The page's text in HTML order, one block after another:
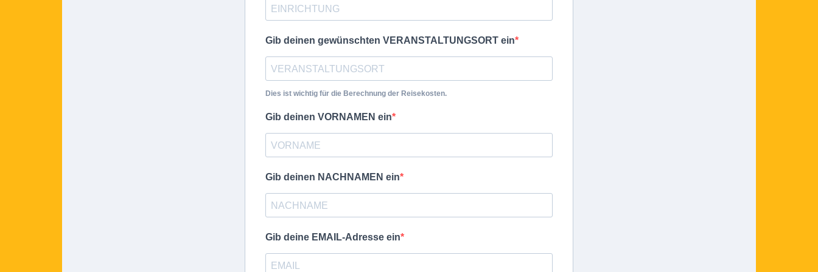
Gib deinen gewünschten VERANSTALTUNGSORT ein
Dies ist wichtig für die Berechnung der Reisekosten.
Gib deinen VORNAMEN ein
Gib deinen NACHNAMEN ein
Gib deine EMAIL-Adresse ein